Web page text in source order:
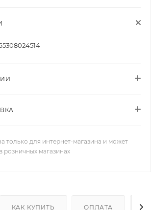
только для интернет-магазина и может
розничных магазинах
КАК КУПИТЬ ОПЛАТА